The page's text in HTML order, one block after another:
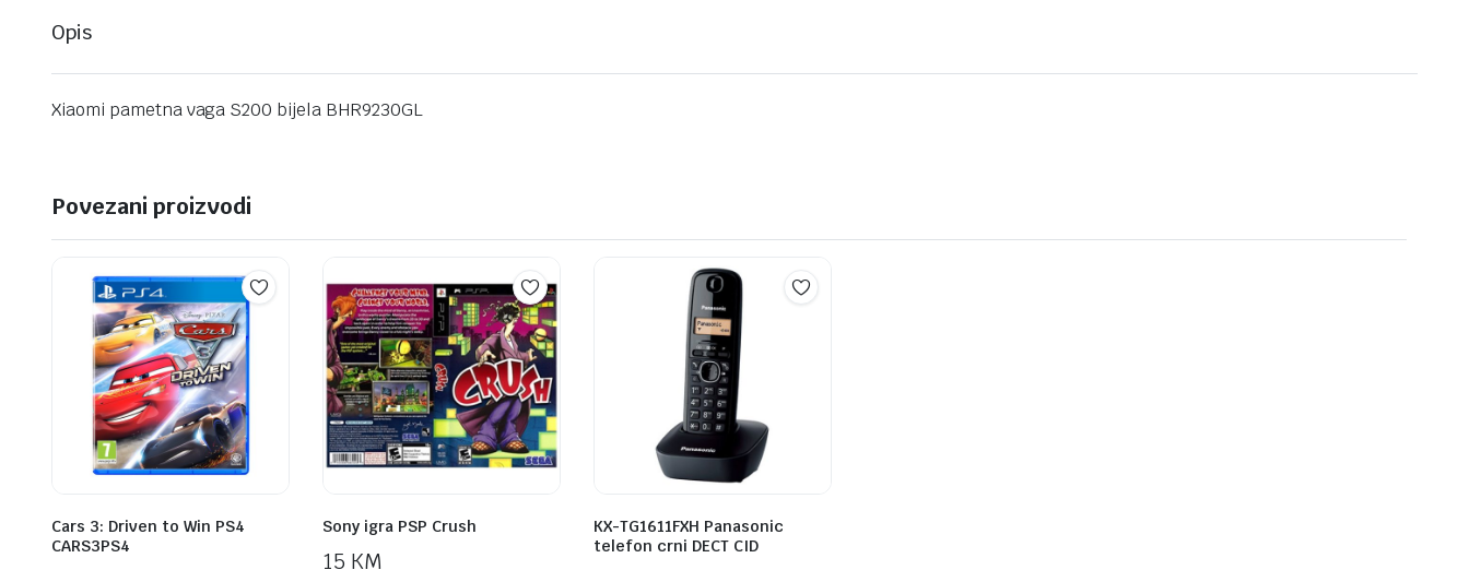
Opis
Xiaomi pametna vaga S200 bijela BHR9230GL
Povezani proizvodi
Cars 3: Driven to Win PS4
CARS3PS4
Sony igra PSP Crush
15 KM
KX-TG1611FXH Panasonic
telefon crni DECT CID